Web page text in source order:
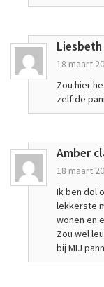
Liesbeth
18 maart
Zou hier
zelf de
Amber
18 maart
Ik ben dol
lekkerste
wonen en
Zou wel
bij MIJ